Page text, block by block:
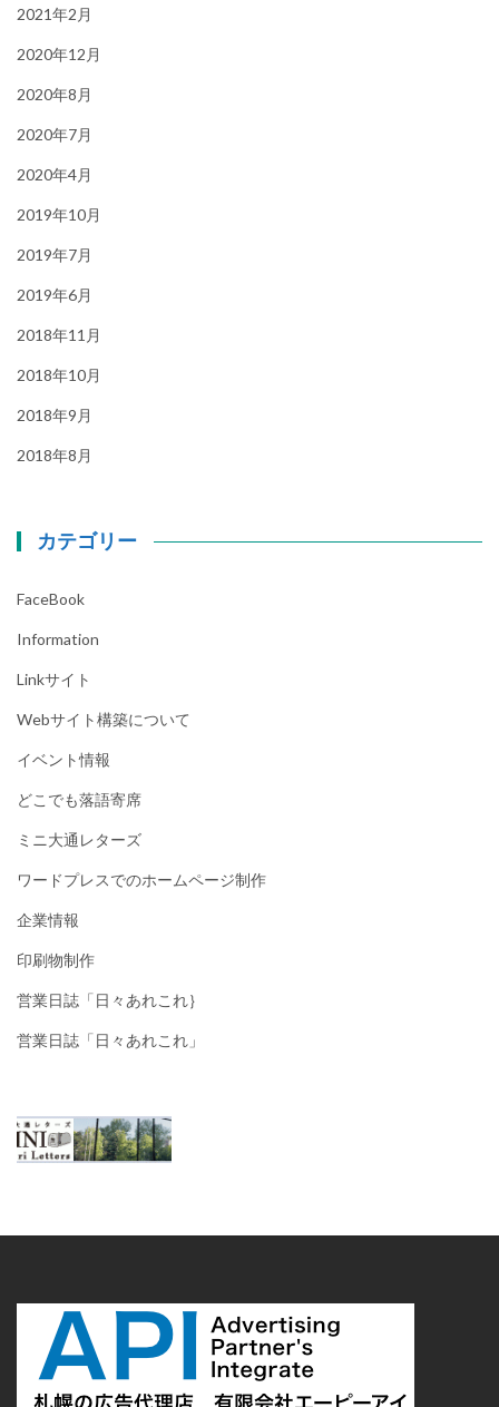
2021年2月
2020年12月
2020年8月
2020年7月
2020年4月
2019年10月
2019年7月
2019年6月
2018年11月
2018年10月
2018年9月
2018年8月
カテゴリー
FaceBook
Information
Linkサイト
Webサイト構築について
イベント情報
どこでも落語寄席
ミニ大通レターズ
ワードプレスでのホームページ制作
企業情報
印刷物制作
営業日誌「日々あれこれ｝
営業日誌「日々あれこれ」